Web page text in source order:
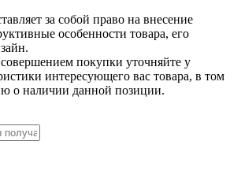
за собой право на внесение
особенности товара, его
покупки уточняйте у
интересующего вас товара, в том
о наличии данной позиции.